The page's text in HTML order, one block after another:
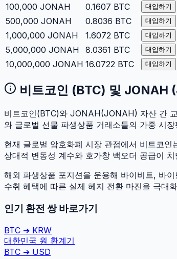
100,000 JONAH 0.1607 BTC 대입하기
500,000 JONAH 0.8036 BTC 대입하기
1,000,000 JONAH 1.6072 BTC 대입하기
5,000,000 JONAH 8.0361 BTC 대입하기
10,000,000 JONAH 16.0722 BTC 대입하기
비트코인 (BTC) 및 JONAH (
비트코인(BTC)와 JONAH(JONAH) 자산 간
와 글로벌 선물 파생상품 거래소들의 가중 시
현재 글로벌 암호화폐 시장 관점에서 비트코인
상대적 변동성 계수와 호가창 백오더 공급이
해외 파생상품 포지션을 운용해 바이비트, 바
수취 혜택에 따른 실제 헤지 전환 마진을 극대
인기 환전 쌍 바로가기
BTC ➔ KRW
대한민국 원 환계기
BTC ➔ USD